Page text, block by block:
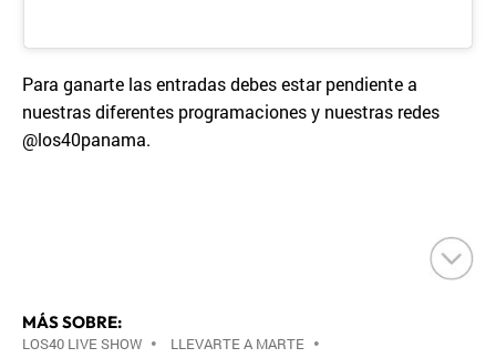
Para ganarte las entradas debes estar pendiente a
nuestras diferentes programaciones y nuestras redes
@los40panama.
MÁS SOBRE:
LOS40 LIVE SHOW • LLEVARTE A MARTE •